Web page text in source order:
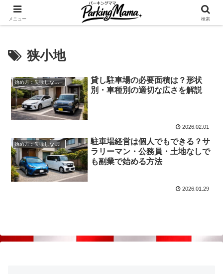
✨空き家・自宅の駐車場を貸してゆとりget🍵
狭小地
始め方：失敗しない自宅駐車場貸し出し
貸し駐車場の必要面積は？形状
別・車種別の適切な広さを解説
2026.02.01
始め方：失敗しない自宅駐車場貸し出し
駐車場経営は個人でもできる？サ
ラリーマン・公務員・土地なしで
も副業で始める方法
2026.01.29
メニュー 検索